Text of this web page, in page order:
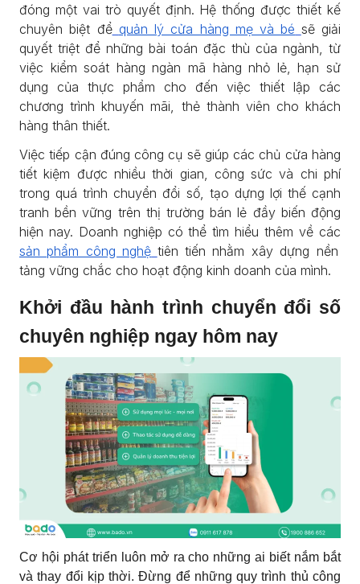
đóng một vai trò quyết định. Hệ thống được thiết kế
chuyên biệt để quản lý cửa hàng mẹ và bé sẽ giải
quyết triệt để những bài toán đặc thù của ngành, từ
việc kiểm soát hàng ngàn mã hàng nhỏ lẻ, hạn sử
dụng của thực phẩm cho đến việc thiết lập các
chương trình khuyến mãi, thẻ thành viên cho khách
hàng thân thiết.
Việc tiếp cận đúng công cụ sẽ giúp các chủ cửa hàng
tiết kiệm được nhiều thời gian, công sức và chi phí
trong quá trình chuyển đổi số, tạo dựng lợi thế cạnh
tranh bền vững trên thị trường bán lẻ đầy biến động
hiện nay. Doanh nghiệp có thể tìm hiểu thêm về các
sản phẩm công nghệ tiên tiến nhằm xây dựng nền
tảng vững chắc cho hoạt động kinh doanh của mình.
Khởi đầu hành trình chuyển đổi số
chuyên nghiệp ngay hôm nay
Cơ hội phát triển luôn mở ra cho những ai biết nắm bắt
và thay đổi kịp thời. Đừng để những quy trình thủ công